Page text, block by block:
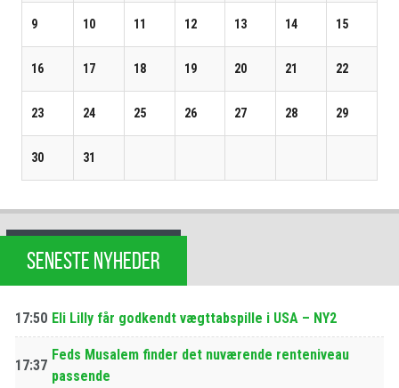
9 10 11 12 13 14 15
16 17 18 19 20 21 22
23 24 25 26 27 28 29
30 31
SENESTE NYHEDER
17:50 Eli Lilly får godkendt vægttabspille i USA – NY2
17:37
Feds Musalem finder det nuværende renteniveau
passende